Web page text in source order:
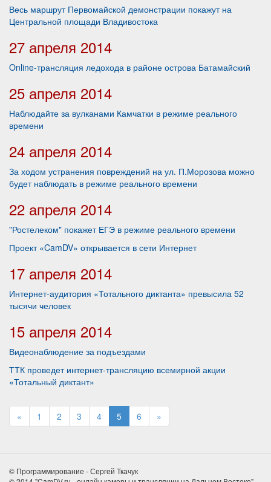
Весь маршрут Первомайской демонстрации покажут на
Центральной площади Владивостока
27 апреля 2014
Online-трансляция ледохода в районе острова Батамайский
25 апреля 2014
Наблюдайте за вулканами Камчатки в режиме реального
времени
24 апреля 2014
За ходом устранения повреждений на ул. П.Морозова можно
будет наблюдать в режиме реального времени
22 апреля 2014
"Ростелеком" покажет ЕГЭ в режиме реального времени
Проект «CamDV» открывается в сети Интернет
17 апреля 2014
Интернет-аудитория «Тотального диктанта» превысила 52
тысячи человек
15 апреля 2014
Видеонаблюдение за подъездами
ТТК проведет интернет-трансляцию всемирной акции
«Тотальный диктант»
« 1 2 3 4 5 6 »
© Программирование - Сергей Ткачук